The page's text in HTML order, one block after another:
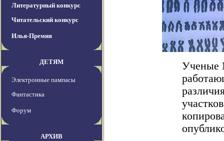
Литературный конкурс
Читательский конкурс
Илья-Премия
ДЕТЯМ
Электронные пампасы
Фантастика
Форум
АРХИВ
Ученые